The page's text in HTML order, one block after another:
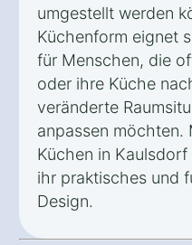
umgestellt werden
Küchenform eignet
für Menschen, die
oder ihre Küche
veränderte
anpassen möchten.
Küchen in
ihr praktisches und
Design.